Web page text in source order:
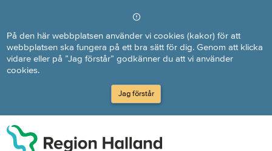
På den här webbplatsen använder vi cookies (kakor) för att
webbplatsen ska fungera på ett bra sätt för dig. Genom att klicka
vidare eller på ”Jag förstår” godkänner du att vi använder
cookies.
Jag förstår